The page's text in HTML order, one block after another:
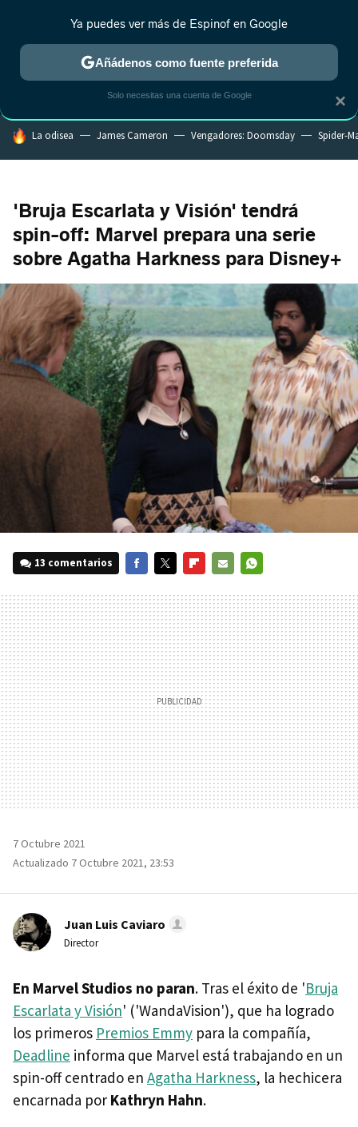
MENÚ NUEVO
ESTRENOS REALITY ANIME RANKINGS CINE
HOY SE HABLA DE
La odisea James Cameron Vengadores: Doomsday Spider-
'Bruja Escarlata y Visión' tendrá
spin-off: Marvel prepara una serie
sobre Agatha Harkness para Disney+
13 comentarios
MAIL
7 Octubre 2021
Actualizado 7 Octubre 2021, 23:53
Juan Luis Caviaro
Director
En Marvel Studios no paran. Tras el éxito de 'Bruja
Escarlata y Visión' ('WandaVision'), que ha logrado
los primeros Premios Emmy para la compañía,
Deadline informa que Marvel está trabajando en un
spin-off centrado en Agatha Harkness, la hechicera
encarnada por Kathryn Hahn.
×
Ya puedes ver más de Espinof en Google
Añádenos como fuente preferida
Solo necesitas una cuenta de Google